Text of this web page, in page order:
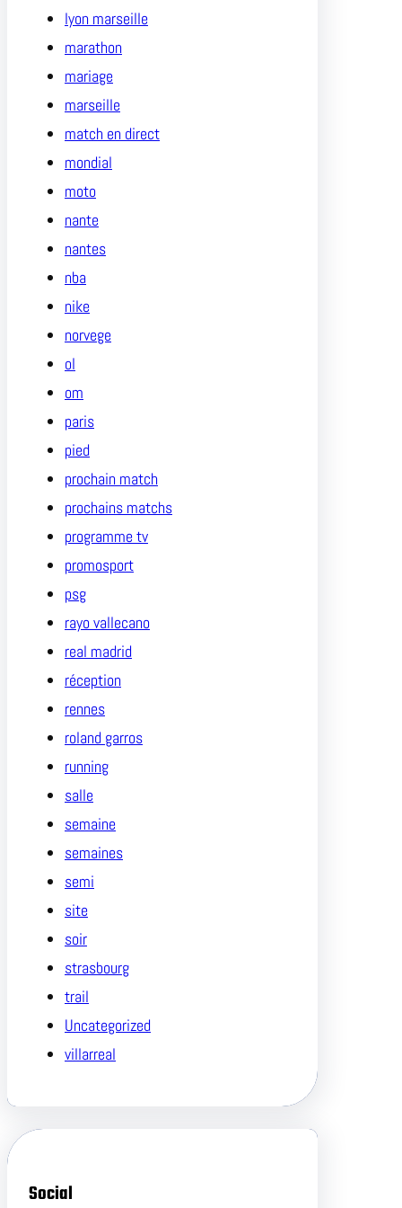
lyon marseille
marathon
mariage
marseille
match en direct
mondial
moto
nante
nantes
nba
nike
norvege
ol
om
paris
pied
prochain match
prochains matchs
programme tv
promosport
psg
rayo vallecano
real madrid
réception
rennes
roland garros
running
salle
semaine
semaines
semi
site
soir
strasbourg
trail
Uncategorized
villarreal
Social